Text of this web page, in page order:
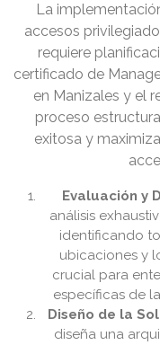
La
accesos
requiere
certificado de
en Manizales y el
proceso
exitosa y
Evaluación y
análisis
identificando
ubicaciones y
crucial para
específicas de
Diseño de la
diseña una